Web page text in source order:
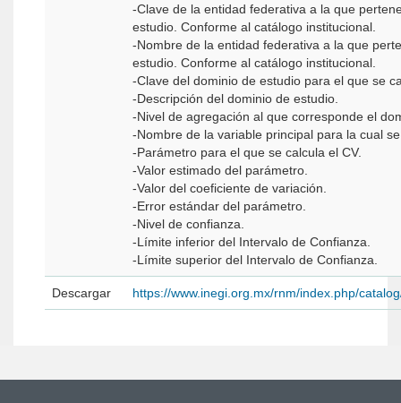
-Clave de la entidad federativa a la que
estudio. Conforme al catálogo institucional.
-Nombre de la entidad federativa a la que
estudio. Conforme al catálogo institucional.
-Clave del dominio de estudio para el que se
-Descripción del dominio de estudio.
-Nivel de agregación al que corresponde el
-Nombre de la variable principal para la cual
-Parámetro para el que se calcula el CV.
-Valor estimado del parámetro.
-Valor del coeficiente de variación.
-Error estándar del parámetro.
-Nivel de confianza.
-Límite inferior del Intervalo de Confianza.
-Límite superior del Intervalo de Confianza.
Descargar https://www.inegi.org.mx/rnm/index.php/